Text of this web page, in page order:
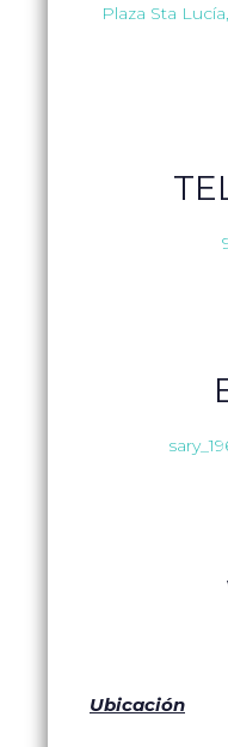
Plaza Sta
Ubicación